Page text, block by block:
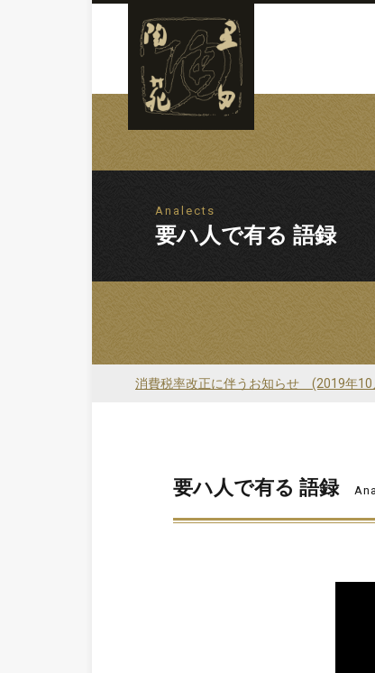
Analects
要ハ人で有る 語録
消費税率改正に伴うお知らせ (2019年10
要ハ人で有る 語録